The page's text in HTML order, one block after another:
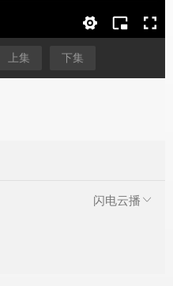
上集 下集
闪电云播